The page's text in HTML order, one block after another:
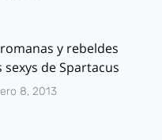
y rebeldes
sexys de Spartacus
8, 2013